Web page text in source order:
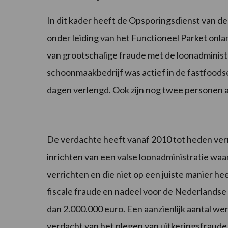
In dit kader heeft de Opsporingsdienst van
onder leiding van het Functioneel Parket
van grootschalige fraude met de
schoonmaakbedrijf was actief in de
dagen verlengd. Ook zijn nog twee
De verdachte heeft vanaf 2010 tot heden
inrichten van een valse loonadministratie
verrichten en die niet op een juiste manier
fiscale fraude en nadeel voor de
dan 2.000.000 euro. Een aanzienlijk aantal
verdacht van het plegen van uitkeringsfraude.